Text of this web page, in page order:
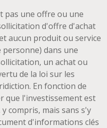
pas une offre ou une
d'offre d'achat
aucun produit ou service
dans une
un achat ou
de la loi sur les
En fonction de
que l'investissement est
compris, mais sans s'y
d'informations clés